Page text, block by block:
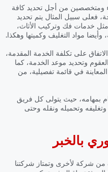
ومتخصصين من أجل تحديد كافة
فعلى سبيل المثال يتم تحديد
خدمات فك وتركيب الأثاث،
وأيضا مواد التغليف وكميتها وهكذا.
على تكلفة الخدمة المقدمة،
وتحديد موعد الخدمة، كما
في قائمة تفصيلية، من
بمهامه، حيث يتولى كل فريق
وتحميله ونقله وحتى
بالخبر
من شركة لأخرى وتمتاز شركتنا